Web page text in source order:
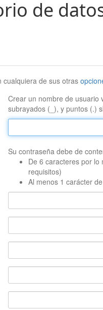
de
cualquiera de sus otras
Crear un nombre de usuario
subrayados (_), y puntos (.)
Su contraseña debe de
De 6 caracteres por
requisitos)
Al menos 1 carácter